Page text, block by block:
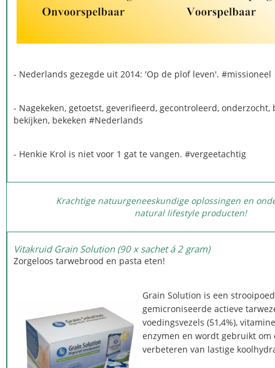
- Nederlands gezegde uit 2014: 'Op de plof leven'. #‎missioneel
- Nagekeken, getoetst, geverifieerd, gecontroleerd, onderzocht,
bekijken, bekeken #‎Nederlands
- Henkie Krol is niet voor 1 gat te vangen. #‎vergeetachtig
Krachtige natuurgeneeskundige oplossingen en
natural lifestyle producten!
Vitakruid Grain Solution (90 x sachet á 2 gram)
Zorgeloos tarwebrood en pasta eten!
Grain Solution is een
gemicroniseerde actieve
voedingsvezels (51,4%),
enzymen en wordt gebruikt om
verbeteren van lastige